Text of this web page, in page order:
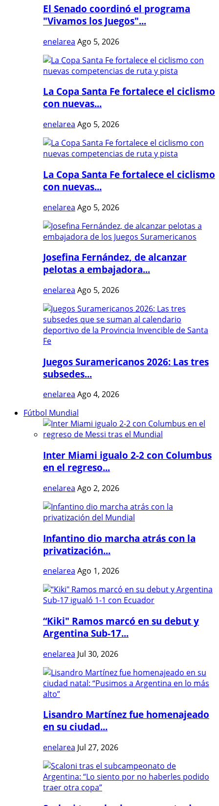
El Senado coordinó el programa
"Vivamos los Juegos"...
enelarea Ago 5, 2026
La Copa Santa Fe fortalece el ciclismo
con nuevas...
enelarea Ago 5, 2026
La Copa Santa Fe fortalece el ciclismo
con nuevas...
enelarea Ago 5, 2026
Josefina Fernández, de alcanzar
pelotas a embajadora...
enelarea Ago 5, 2026
Juegos Suramericanos 2026: Las tres
subsedes...
enelarea Ago 4, 2026
Fútbol Mundial
Inter Miami igualo 2-2 con Columbus
en el regreso...
enelarea Ago 2, 2026
Infantino dio marcha atrás con la
privatización...
enelarea Ago 1, 2026
“Kiki" Ramos marcó en su debut y
Argentina Sub-17...
enelarea Jul 30, 2026
Lisandro Martínez fue homenajeado
en su ciudad...
enelarea Jul 27, 2026